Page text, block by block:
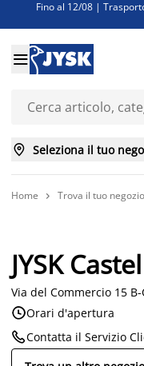
Fino al 12/08 |
Super offerte
Finanziamenti -

 Seleziona il tuo
Home  Trova il tuo negozio
JYSK
Via del Commercio 15
Orari d'apertura
Contatta il Servizio